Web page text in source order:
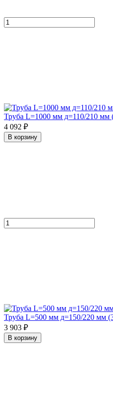
Труба L=1000 мм д=110/210 мм
4 092 ₽
В корзину
Труба L=500 мм д=150/220 мм
3 903 ₽
В корзину